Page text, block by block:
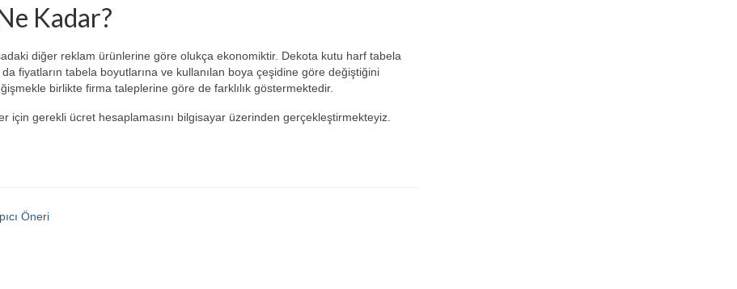
Kadar?
diğer reklam ürünlerine göre olukça ekonomiktir. Dekota kutu harf tabela
fiyatların tabela boyutlarına ve kullanılan boya çeşidine göre değiştiğini
birlikte firma taleplerine göre de farklılık göstermektedir.
için gerekli ücret hesaplamasını bilgisayar üzerinden gerçekleştirmekteyiz.
Öneri